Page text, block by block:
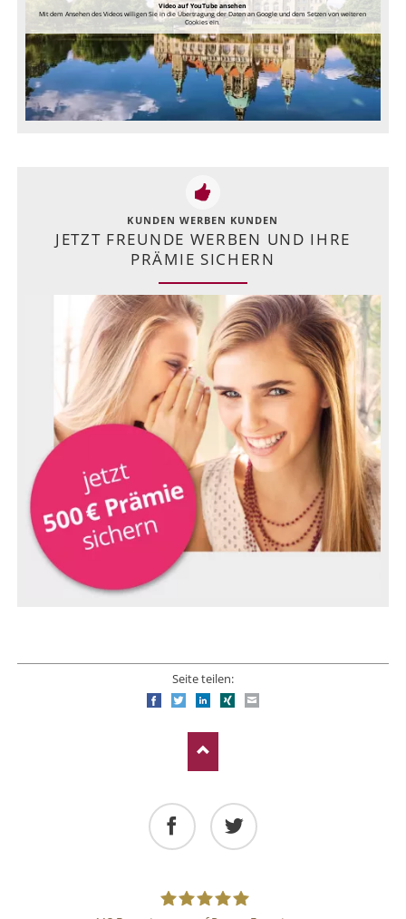
Video auf YouTube ansehen
Mit dem Ansehen des Videos willigen Sie in die Übertragung der Daten an Google und dem Setzen von weiteren
Cookies ein.
KUNDEN WERBEN KUNDEN
JETZT FREUNDE WERBEN UND IHRE
PRÄMIE SICHERN
Seite teilen:
FacebookTwitterLinkedIn
Xing